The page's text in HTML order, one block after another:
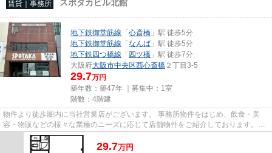
賃貸｜事務所 スポタカビル北館
地下鉄御堂筋線 「心斎橋 」駅 徒歩5分
地下鉄御堂筋線 「なんば 」駅 徒歩5分
地下鉄四つ橋線 「四ツ橋 」駅 徒歩7分
大阪府大阪市中央区西心斎橋 ２丁目3-5
29.7万円
築年数：築47年 ｜募集中： 1室
階数：4階建
物件より徒歩圏内に当社営業店がございます。 事務所物件をはじめ、飲食・美
容・物販などの様々な業種のニーズに応じて店舗物件をご紹介しております。
尚、弊社ではおとり広告は一切...
29.7万円